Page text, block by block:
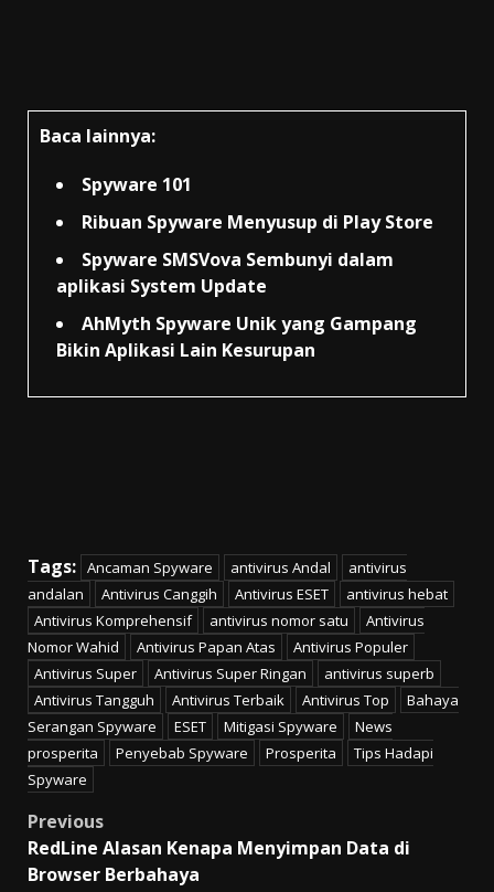
Baca lainnya:
Spyware 101
Ribuan Spyware Menyusup di Play Store
Spyware SMSVova Sembunyi dalam
aplikasi System Update
AhMyth Spyware Unik yang Gampang
Bikin Aplikasi Lain Kesurupan
Tags: Ancaman Spyware antivirus Andal
antivirus
andalan
Antivirus Canggih Antivirus ESET
antivirus hebat
Antivirus Komprehensif
antivirus nomor satu
Antivirus
Nomor Wahid
Antivirus Papan Atas
Antivirus Populer
Antivirus Super
Antivirus Super Ringan
antivirus superb
Antivirus Tangguh
Antivirus Terbaik Antivirus Top
Bahaya
Serangan Spyware
ESET Mitigasi Spyware
News
prosperita
Penyebab Spyware Prosperita
Tips Hadapi
Spyware
Post
navigation
Previous
RedLine Alasan Kenapa Menyimpan Data di
Browser Berbahaya